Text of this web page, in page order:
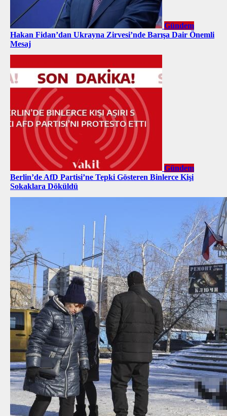
Gündem
Hakan Fidan’dan Ukrayna Zirvesi’nde Barışa Dair Önemli
Mesaj
Gündem
Berlin’de AfD Partisi’ne Tepki Gösteren Binlerce Kişi
Sokaklara Döküldü